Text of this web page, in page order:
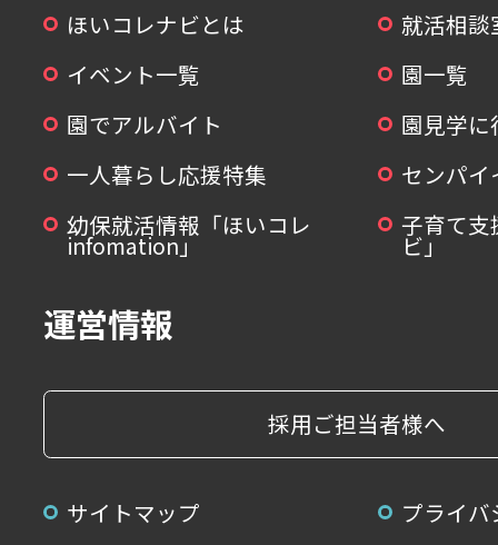
ほいコレナビとは
就活相談
イベント一覧
園一覧
園でアルバイト
園見学
一人暮らし応援特集
センパ
幼保就活情報「ほいコレ
infomation」
子育て支
ビ」
運営情報
採用ご担当者様へ
サイトマップ
プライ